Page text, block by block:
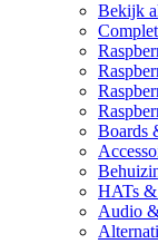
Bekijk
Boards
HATs
Audio